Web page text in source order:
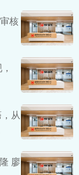
核
从
廖